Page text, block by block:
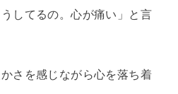
してるの。心が痛い」と言
さを感じながら心を落ち着